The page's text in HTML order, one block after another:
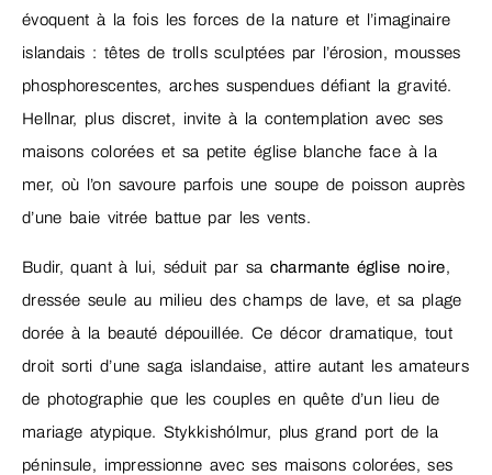
évoquent à la fois les forces de la nature et l’imaginaire
islandais : têtes de trolls sculptées par l’érosion, mousses
phosphorescentes, arches suspendues défiant la gravité.
Hellnar, plus discret, invite à la contemplation avec ses
maisons colorées et sa petite église blanche face à la
mer, où l’on savoure parfois une soupe de poisson auprès
d’une baie vitrée battue par les vents.
Budir, quant à lui, séduit par sa charmante église noire,
dressée seule au milieu des champs de lave, et sa plage
dorée à la beauté dépouillée. Ce décor dramatique, tout
droit sorti d’une saga islandaise, attire autant les amateurs
de photographie que les couples en quête d’un lieu de
mariage atypique. Stykkishólmur, plus grand port de la
péninsule, impressionne avec ses maisons colorées, ses